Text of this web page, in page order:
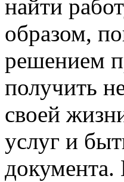
найти
образом,
решением
получить
своей
услуг и